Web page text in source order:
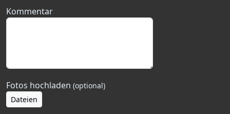
Kommentar
Fotos hochladen (optional)
Dateien